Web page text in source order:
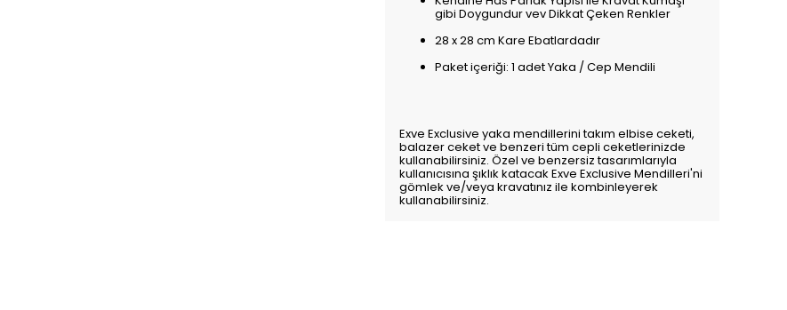
gibi Doygundur vev Dikkat Çeken Renkler
28 x 28 cm Kare Ebatlardadır
Paket içeriği: 1 adet Yaka / Cep Mendili
Exve Exclusive yaka mendillerini takım elbise ceketi,
balazer ceket ve benzeri tüm cepli ceketlerinizde
kullanabilirsiniz. Özel ve benzersiz tasarımlarıyla
kullanıcısına şıklık katacak Exve Exclusive Mendilleri'ni
gömlek ve/veya kravatınız ile kombinleyerek
kullanabilirsiniz.